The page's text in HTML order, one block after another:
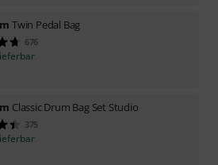
Twin Pedal Bag
676
Classic Drum Bag Set Studio
375